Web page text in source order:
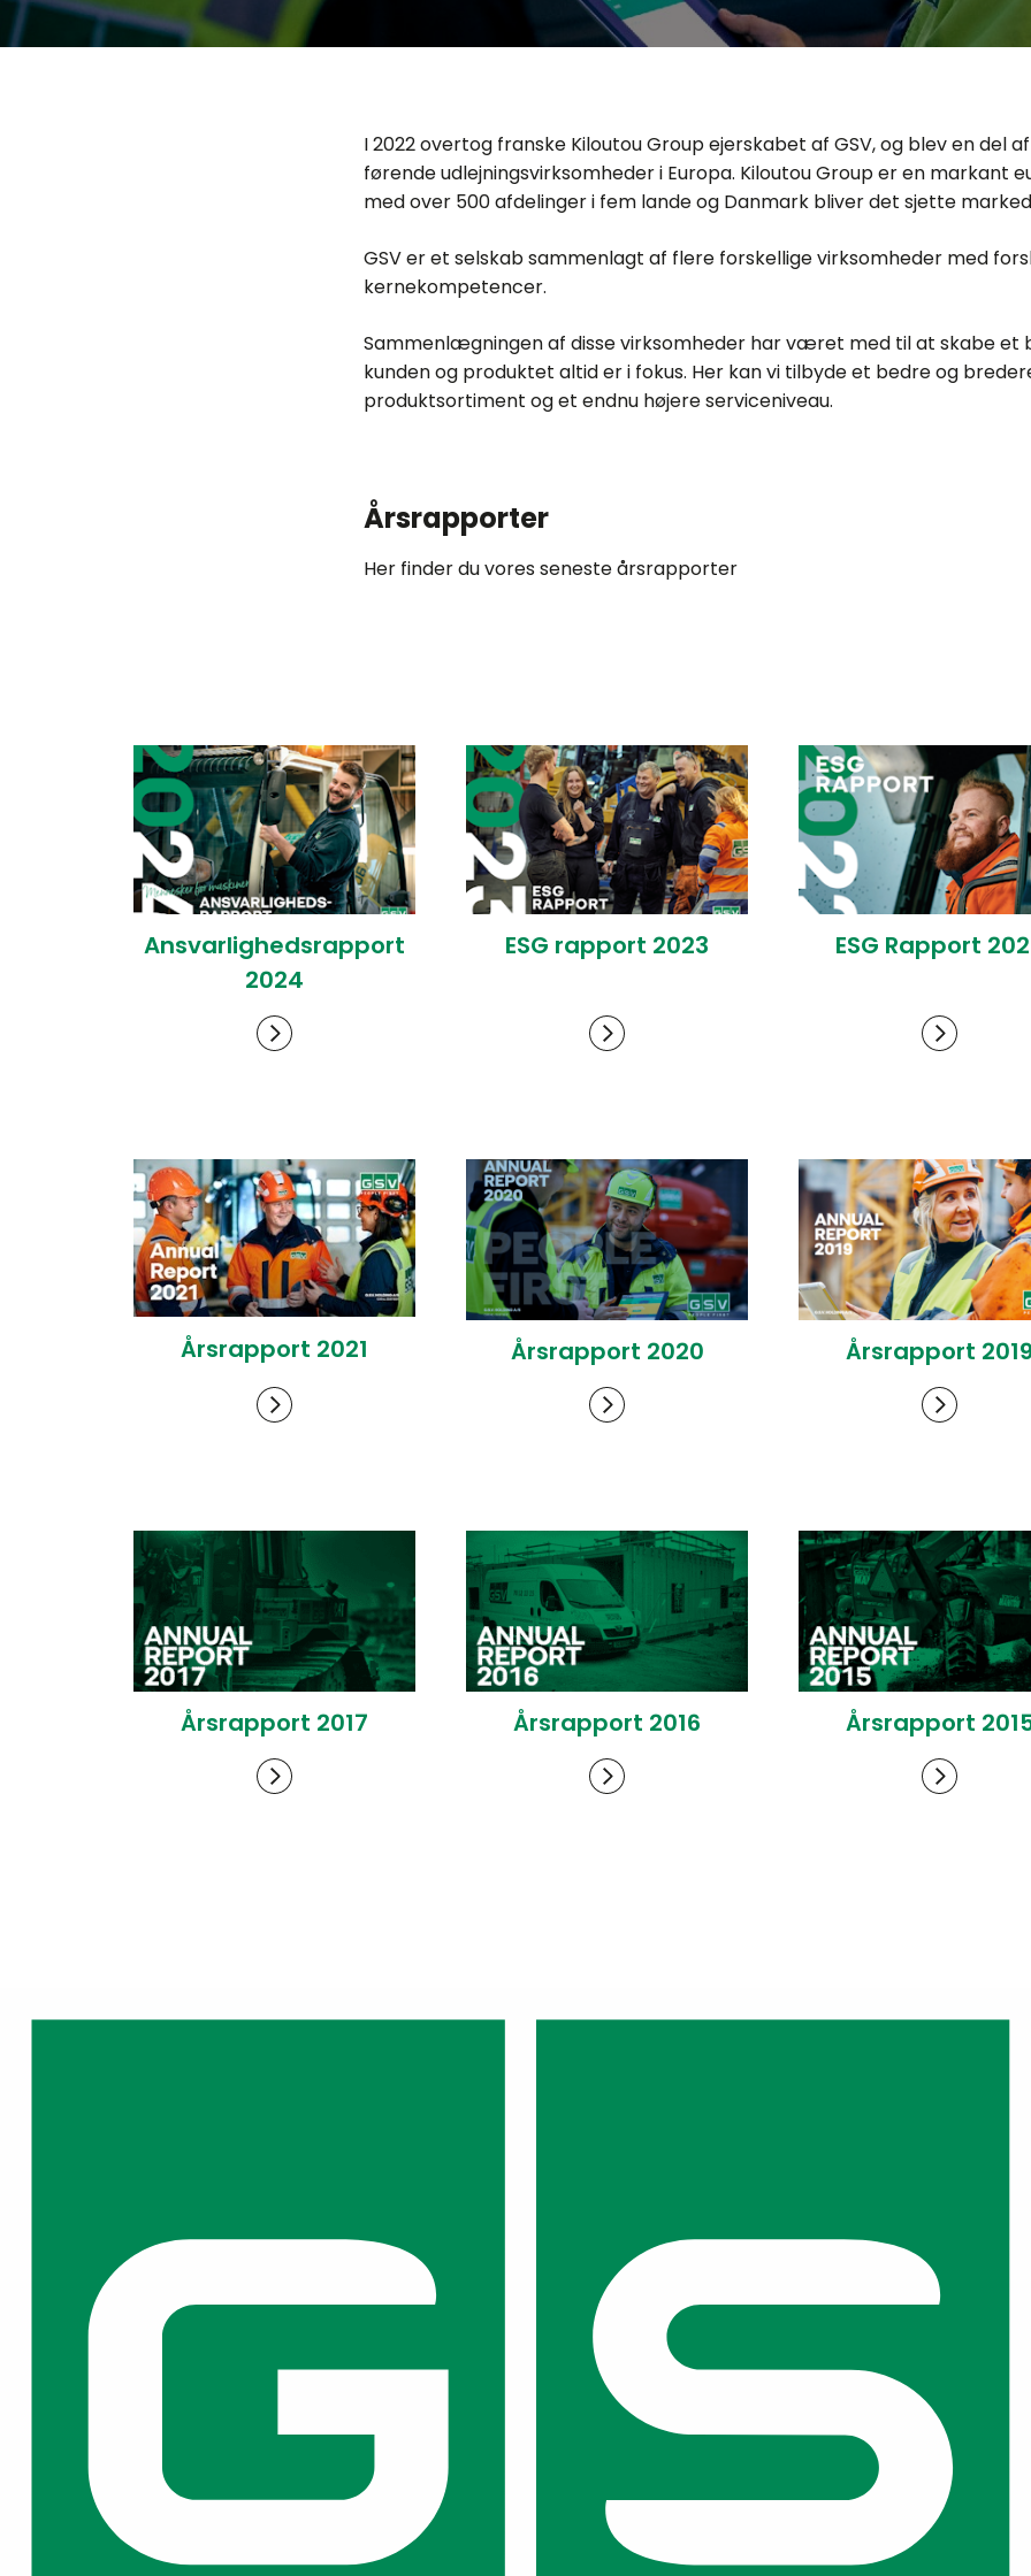
I 2022 overtog franske Kiloutou Group ejerskabet af GSV, og blev en del
førende udlejningsvirksomheder i Europa. Kiloutou Group er en markant
med over 500 afdelinger i fem lande og Danmark bliver det sjette
GSV er et selskab sammenlagt af flere forskellige virksomheder med
kernekompetencer.
Sammenlægningen af disse virksomheder har været med til at skabe et
kunden og produktet altid er i fokus. Her kan vi tilbyde et bedre og
produktsortiment og et endnu højere serviceniveau.
Årsrapporter
Her finder du vores seneste årsrapporter
Ansvarlighedsrapport
2024
ESG rapport 2023 ESG Rapport
Årsrapport 2021 Årsrapport 2020 Årsrapport
Årsrapport 2017 Årsrapport 2016 Årsrapport